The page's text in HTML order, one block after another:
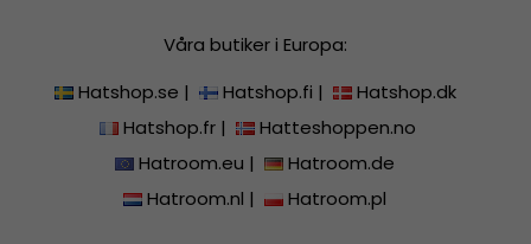
Våra butiker i Europa:
Hatshop.se | Hatshop.fi |
Hatshop.dk
Hatshop.fr|
Hatteshoppen.no
Hatroom.eu |
Hatroom.de
Hatroom.nl | Hatroom.pl